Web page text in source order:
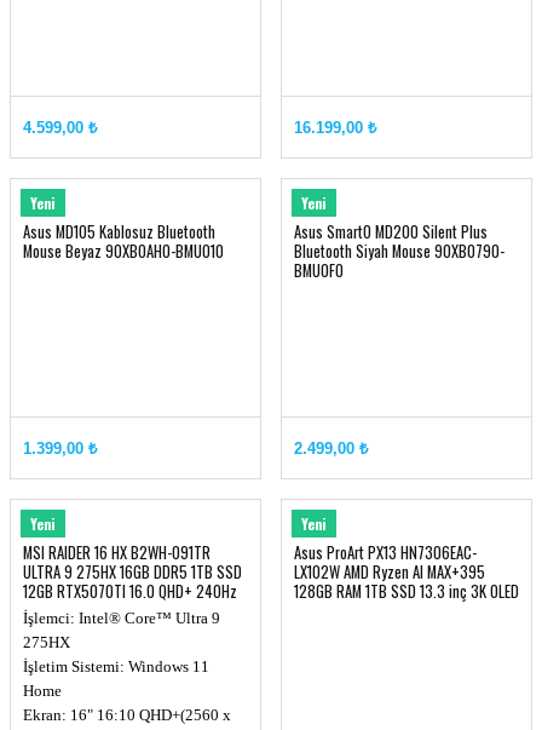
4.599,00 ₺ 16.199,00 ₺
Yeni
ASUS
Asus MD105 Kablosuz Bluetooth
Mouse Beyaz 90XB0AH0-BMU010
1.399,00 ₺
Yeni
ASUS
Asus SmartO MD200 Silent Plus
Bluetooth Siyah Mouse 90XB0790-
BMU0F0
2.499,00 ₺
Yeni
MSI
MSI RAIDER 16 HX B2WH-091TR
ULTRA 9 275HX 16GB DDR5 1TB SSD
12GB RTX5070TI 16.0 QHD+ 240Hz
W11
İşlemci: Intel® Core™ Ultra 9
275HX
İşletim Sistemi: Windows 11
Home
Ekran: 16" 16:10 QHD+(2560 x
Yeni
ASUS
Asus ProArt PX13 HN7306EAC-
LX102W AMD Ryzen AI MAX+395
128GB RAM 1TB SSD 13.3 inç 3K OLED